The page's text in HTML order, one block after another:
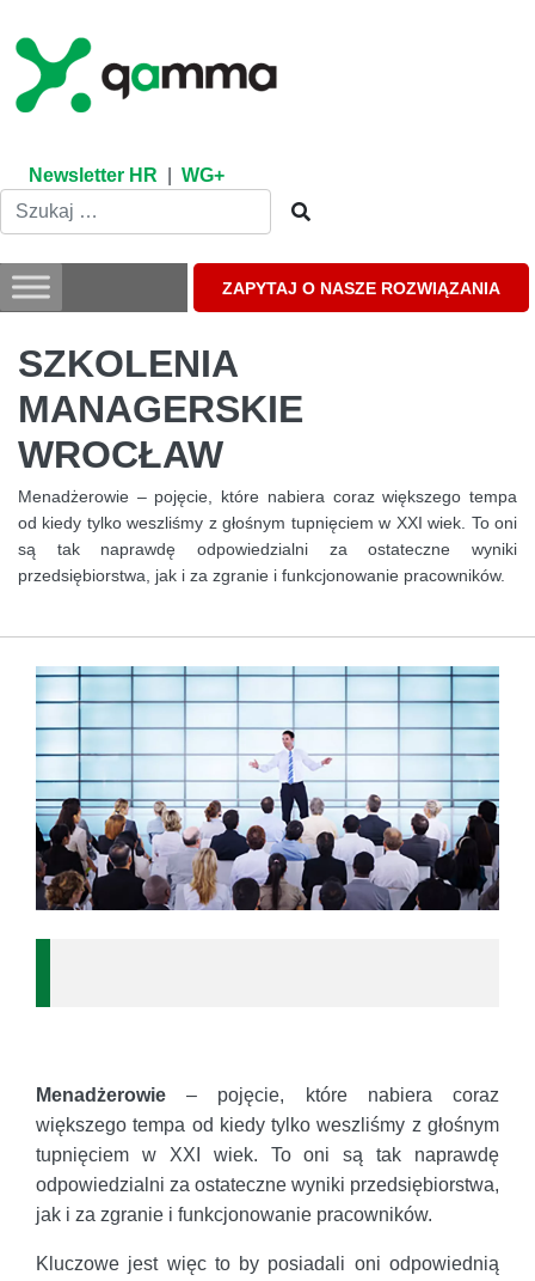
content
Newsletter HR WG+
ZAPYTAJ O NASZE ROZWIĄZANIA
SZKOLENIA
MANAGERSKIE
WROCŁAW
Menadżerowie – pojęcie, które nabiera coraz większego tempa
od kiedy tylko weszliśmy z głośnym tupnięciem w XXI wiek. To oni
są tak naprawdę odpowiedzialni za ostateczne wyniki
przedsiębiorstwa, jak i za zgranie i funkcjonowanie pracowników.
Menadżerowie – pojęcie, które nabiera coraz
większego tempa od kiedy tylko weszliśmy z głośnym
tupnięciem w XXI wiek. To oni są tak naprawdę
odpowiedzialni za ostateczne wyniki przedsiębiorstwa,
jak i za zgranie i funkcjonowanie pracowników.
Kluczowe jest więc to by posiadali oni odpowiednią